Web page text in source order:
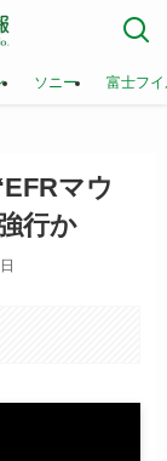
ソニー 富士フ
マウ
行か